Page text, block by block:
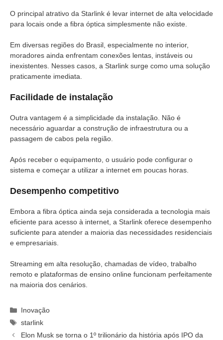
O principal atrativo da Starlink é levar internet de alta velocidade
para locais onde a fibra óptica simplesmente não existe.
Em diversas regiões do Brasil, especialmente no interior,
moradores ainda enfrentam conexões lentas, instáveis ou
inexistentes. Nesses casos, a Starlink surge como uma solução
praticamente imediata.
Facilidade de instalação
Outra vantagem é a simplicidade da instalação. Não é
necessário aguardar a construção de infraestrutura ou a
passagem de cabos pela região.
Após receber o equipamento, o usuário pode configurar o
sistema e começar a utilizar a internet em poucas horas.
Desempenho competitivo
Embora a fibra óptica ainda seja considerada a tecnologia mais
eficiente para acesso à internet, a Starlink oferece desempenho
suficiente para atender a maioria das necessidades residenciais
e empresariais.
Streaming em alta resolução, chamadas de vídeo, trabalho
remoto e plataformas de ensino online funcionam perfeitamente
na maioria dos cenários.
Categorias
Inovação
Tags
starlink
Elon Musk se torna o 1º trilionário da história após IPO da